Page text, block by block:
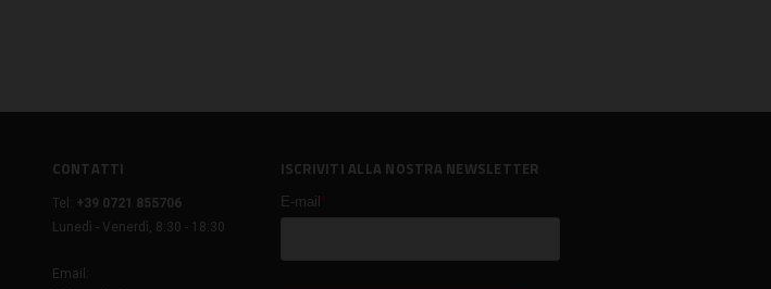
CONTATTI
Tel:
+39 0721 855706
Lunedì - Venerdì, 8:30 - 18:30
Email:
ISCRIVITI ALLA NOSTRA NEWSLETTER